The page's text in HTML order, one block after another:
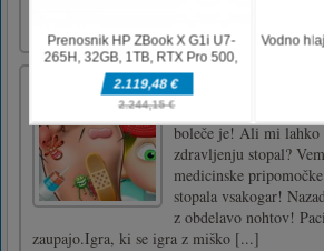
zahtevno i [...]
Zdravljenje stopal
Hej doktor, poškodoval
boleče je! Ali mi lahko
zdravljenju stopal?
medicinske
stopala vsakogar!
z obdelavo nohtov!
zaupajo.Igra, ki se igra z miško [...]